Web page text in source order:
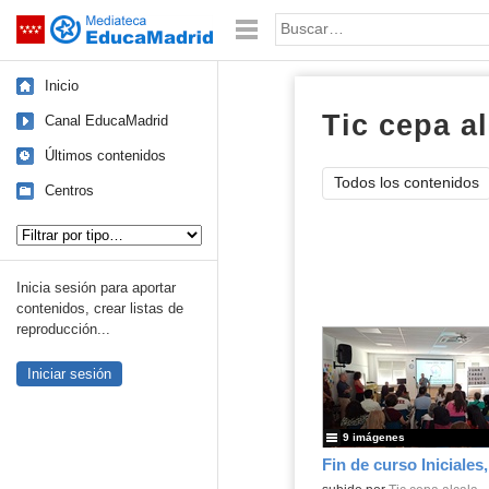
Saltar navegación Palabra o frase:
Inicio
Canal EducaMadrid
Últimos contenidos
Centros
Inicia sesión para aportar
contenidos, crear listas de
reproducción...
Iniciar sesión
Tic cepa
Todos los contenidos
9 imágenes